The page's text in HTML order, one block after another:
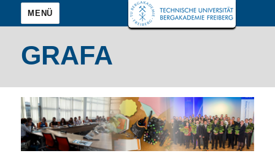
MENÜ
GRAFA